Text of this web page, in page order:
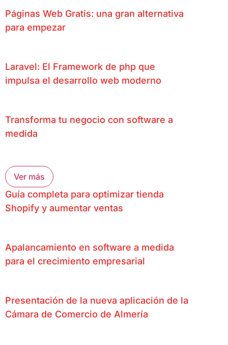
Páginas Web Gratis: una gran alternativa
para empezar
Laravel: El Framework de php que
impulsa el desarrollo web moderno
Transforma tu negocio con software a
medida
Ver más
Guía completa para optimizar tienda
Shopify y aumentar ventas
Apalancamiento en software a medida
para el crecimiento empresarial
Presentación de la nueva aplicación de la
Cámara de Comercio de Almería